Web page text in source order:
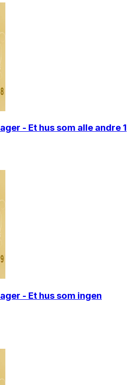
- Et hus som alle andre 1
- Et hus som ingen